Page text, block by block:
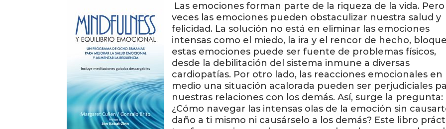
Las emociones forman parte de la riqueza de la vida. Pero
veces las emociones pueden obstaculizar nuestra salud y
felicidad. La solución no está en eliminar las emociones
intensas como el miedo, la ira y el rencor de hecho,
estas emociones puede ser fuente de problemas físicos,
desde la debilitación del sistema inmune a diversas
cardiopatías. Por otro lado, las reacciones emocionales en
medio una situación acalorada pueden ser perjudiciales
nuestras relaciones con los demás. Así, surge la pregunta:
¿Cómo navegar las intensas olas de la emoción sin
daño a ti mismo ni causárselo a los demás? Este libro